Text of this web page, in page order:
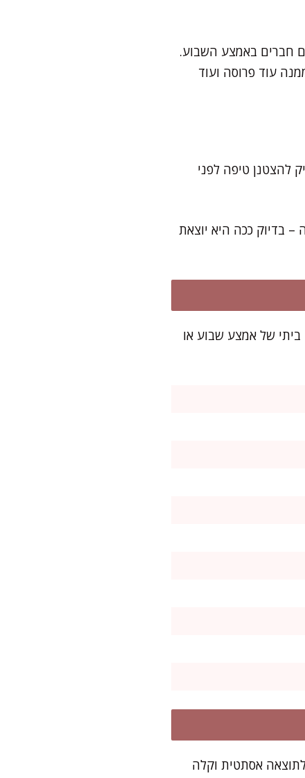
חברים באמצע השבוע.
עוד פרוסה ועוד
זקוקה לאפייה של כ-40 דקות, ואז מספיק להצטנן טיפה לפני
בדיוק ככה היא יוצאת
נדיבות. מושלם לפינוק ביתי של אמצע שבוע או
לתוצאה אסתטית וקלה